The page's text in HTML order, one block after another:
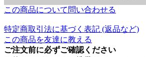
この商品について問い合わせる
特定商取引法に基づく表記 (返品など)
この商品を友達に教える
ご注文前に必ずご確認ください